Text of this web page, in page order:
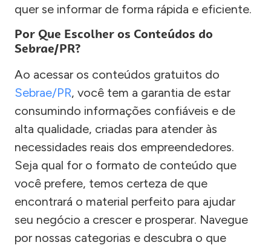
quer se informar de forma rápida e eficiente.
Por Que Escolher os Conteúdos do
Sebrae/PR?
Ao acessar os conteúdos gratuitos do
Sebrae/PR, você tem a garantia de estar
consumindo informações confiáveis e de
alta qualidade, criadas para atender às
necessidades reais dos empreendedores.
Seja qual for o formato de conteúdo que
você prefere, temos certeza de que
encontrará o material perfeito para ajudar
seu negócio a crescer e prosperar. Navegue
por nossas categorias e descubra o que